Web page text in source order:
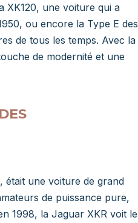
XK120, une voiture qui a
ou encore la Type E des
de tous les temps. Avec la
de modernité et une
était une voiture de grand
de puissance pure,
1998, la Jaguar XKR voit le